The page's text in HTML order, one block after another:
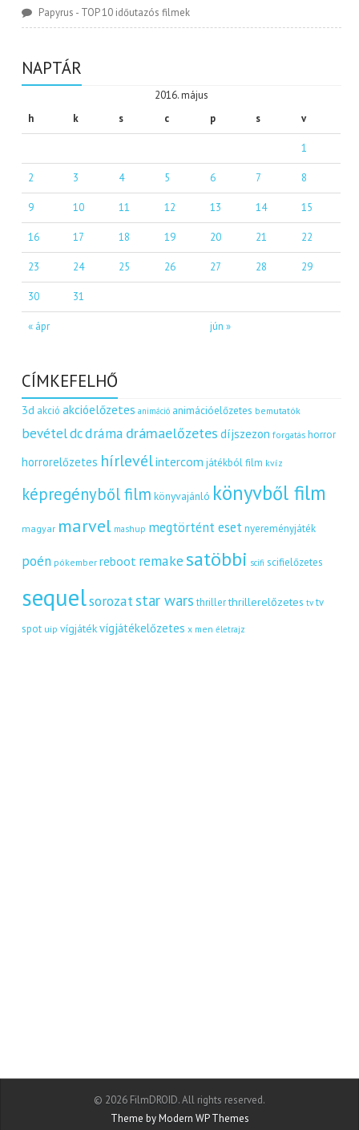
Papyrus - TOP 10 időutazós filmek
NAPTÁR
2016. május
h
k s c p s v
« ápr jún »
1
2 3 4 5 6 7 8
9 10 11 12 13 14 15
16 17 18 19 20 21 22
23 24 25 26 27 28 29
30 31
CÍMKEFELHŐ
3d akció akcióelőzetes animáció animációelőzetes bemutatók
bevételdcdráma drámaelőzetes díjszezon forgatás horror
horrorelőzetes hírlevélintercom játékból film kvíz
képregényből film könyvajánló könyvből film
magyar marvel mashup megtörtént eset nyereményjáték
poén pókember reboot remakesatöbbi scifi scifielőzetes
sequelsorozatstar wars thriller thrillerelőzetes tv tv
spot uip vígjátékvígjátékelőzetes x men életrajz
© 2026 FilmDROID. All rights reserved.
Theme by Modern WP Themes